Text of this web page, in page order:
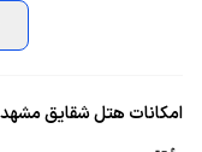
امکانات هتل شقایق مشهد